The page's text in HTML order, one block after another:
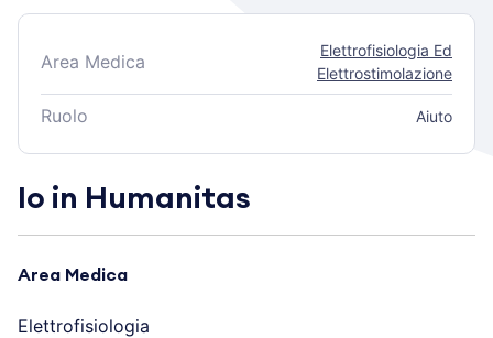
Area Medica
Elettrofisiologia Ed
Elettrostimolazione
Ruolo Aiuto
Io in Humanitas
Area Medica
Elettrofisiologia